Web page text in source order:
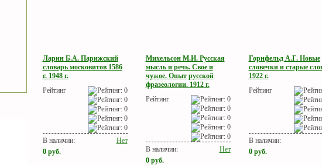
Ларин Б.А. Парижский
словарь московитов 1586
г. 1948 г.
Рейтинг
В наличии:
Нет
0 руб.
Михельсон М.И. Русская
мысль и речь. Свое и
чужое. Опыт русской
фразеологии. 1912 г.
Рейтинг
В наличии:
Нет
0 руб.
Горнфельд А.Г. Новые
словечки и старые
1922 г.
Рейтинг
В наличии:
0 руб.